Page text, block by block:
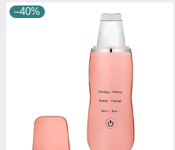
–40%